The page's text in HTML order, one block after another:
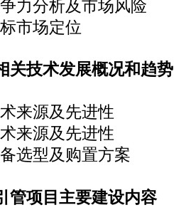
分析及市场风险
市场定位
关技术发展概况和趋势
源及先进性
源及先进性
型及购置方案
管项目主要建设内容